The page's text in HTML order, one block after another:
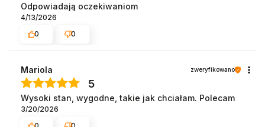
Odpowiadają oczekiwaniom
4/13/2026
0
0
Mariola zweryfikowano
5
Wysoki stan, wygodne, takie jak chciałam. Polecam
3/20/2026